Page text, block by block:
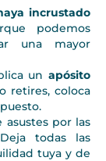
incrustado
podemos
una mayor
un apósito
retires, coloca
asustes por las
todas las
tuya y de